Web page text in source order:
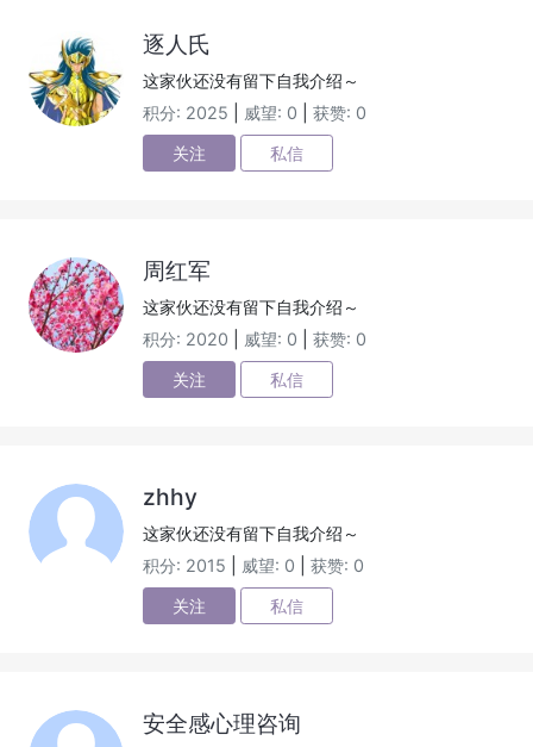
逐人氏
这家伙还没有留下自我介绍～
积分: 2025
威望: 0
获赞: 0
关注
私信
周红军
这家伙还没有留下自我介绍～
积分: 2020
威望: 0
获赞: 0
关注
私信
zhhy
这家伙还没有留下自我介绍～
积分: 2015
威望: 0
获赞: 0
关注
私信
安全感心理咨询